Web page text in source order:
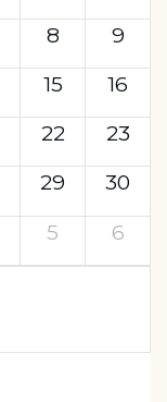
8
9
15
16
22
23
29
30
5 6